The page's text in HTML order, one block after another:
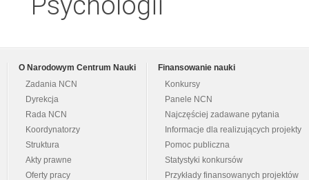
O Narodowym Centrum Nauki
Zadania NCN
Dyrekcja
Rada NCN
Koordynatorzy
Struktura
Akty prawne
Oferty pracy
Finansowanie nauki
Konkursy
Panele NCN
Najczęściej zadawane pytania
Informacje dla realizujących projekty
Pomoc publiczna
Statystyki konkursów
Przykłady finansowanych projektów